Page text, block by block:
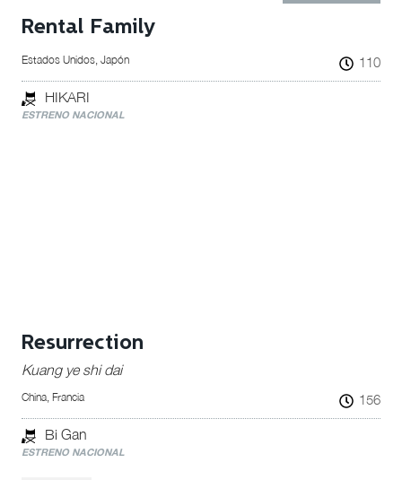
Rental Family
Estados Unidos, Japón 110
HIKARI
ESTRENO NACIONAL
Resurrection
Kuang ye shi dai
China, Francia 156
Bi Gan
ESTRENO NACIONAL